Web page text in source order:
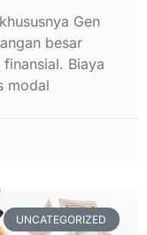
Gen
besar
Biaya
modal
UNCATEGORIZED